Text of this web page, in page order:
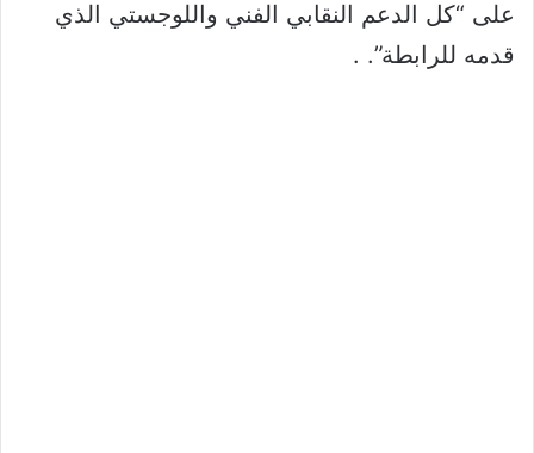
على “كل الدعم النقابي الفني واللوجستي الذي
قدمه للرابطة”. .